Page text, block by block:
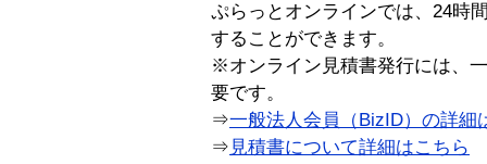
ぷらっとオンラインでは、24時
することができます。
※オンライン見積書発行には、
要です。
⇒一般法人会員（BizID）の詳細
⇒ 見積書について詳細はこちら